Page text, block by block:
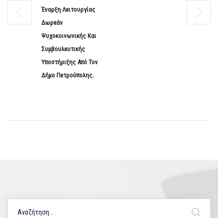
Έναρξη Λειτουργίας
Δωρεάν
Ψυχοκοινωνικής Και
Συμβουλευτικής
Υποστήριξης Από Τον
Δήμο Πετρούπολης.